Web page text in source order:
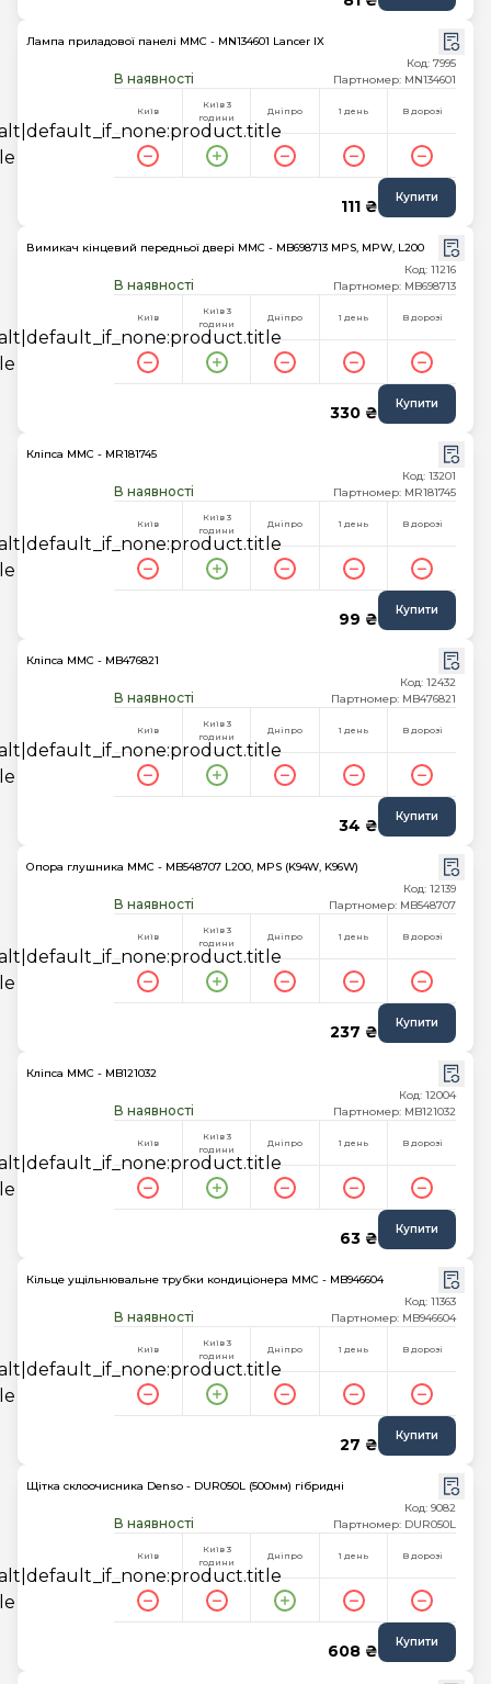
Лампа приладової панелі MMC - MN134601 Lancer IX
В наявності
Код: 7995
Партномер: MN134601
Київ
Київ 3
години
Дніпро 1 день В дорозі
111 ₴ Купити
Вимикач кінцевий передньої двері MMC - MB698713 MPS, MPW, L200
В наявності
Код: 11216
Партномер: MB698713
Київ
Київ 3
години
Дніпро 1 день В дорозі
330 ₴ Купити
Кліпса MMC - MR181745
В наявності
Код: 13201
Партномер: MR181745
Київ
Київ 3
години
Дніпро 1 день В дорозі
99 ₴ Купити
Кліпса MMC - MB476821
В наявності
Код: 12432
Партномер: MB476821
Київ
Київ 3
години
Дніпро 1 день В дорозі
34 ₴ Купити
Опора глушника MMC - MB548707 L200, MPS (K94W, K96W)
В наявності
Код: 12139
Партномер: MB548707
Київ
Київ 3
години
Дніпро 1 день В дорозі
237 ₴ Купити
Кліпса MMC - MB121032
В наявності
Код: 12004
Партномер: MB121032
Київ
Київ 3
години
Дніпро 1 день В дорозі
63 ₴ Купити
Кільце ущільнювальне трубки кондиціонера MMC - MB946604
В наявності
Код: 11363
Партномер: MB946604
Київ
Київ 3
години
Дніпро 1 день В дорозі
27 ₴ Купити
Щітка склоочисника Denso - DUR050L (500мм) гібридні
В наявності
Код: 9082
Партномер: DUR050L
Київ
Київ 3
години
Дніпро 1 день В дорозі
608 ₴ Купити